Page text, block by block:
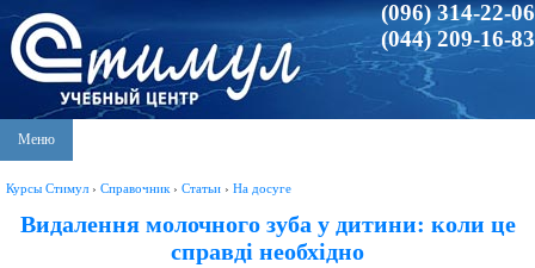
(096) 314-22-06
(044) 209-16-83
Меню
Курсы Стимул › Справочник › Статьи › На досуге
Видалення молочного зуба у дитини: коли це
справді необхідно